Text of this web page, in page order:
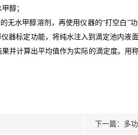
醇；
无水甲醇溶剂，再使用仪器的“打空白
器标定功能，将纯水注入到滴定池内
并计算出平均值作为实际的滴定度。
下一篇： 多